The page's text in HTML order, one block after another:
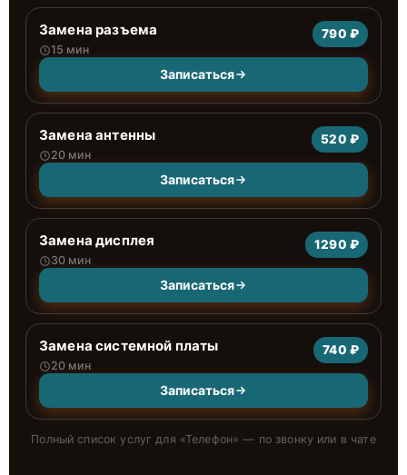
Замена разъема
15 мин
790 ₽
Записаться
Замена антенны
20 мин
520 ₽
Записаться
Замена дисплея
30 мин
1290 ₽
Записаться
Замена системной платы
20 мин
740 ₽
Записаться
Полный список услуг для «Телефон» — по звонку или в чате